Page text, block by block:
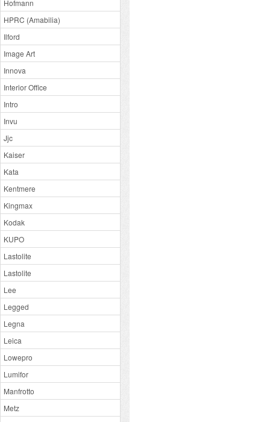
Hofmann
HPRC (Amabilia)
Ilford
Image Art
Innova
Interior Office
Intro
Invu
Jjc
Kaiser
Kata
Kentmere
Kingmax
Kodak
KUPO
Lastolite
Lastolite
Lee
Legged
Legna
Leica
Lowepro
Lumifor
Manfrotto
Metz